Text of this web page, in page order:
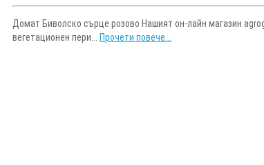
Домат Биволско сърце розово Нашият он-лайн магазин
вегетационен пери... Прочети повече...